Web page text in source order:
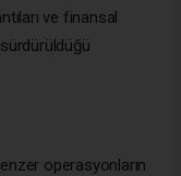
ve finansal
operasyonların